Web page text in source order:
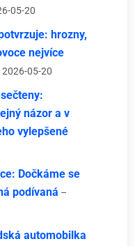
05-20
hrozny,
nejvíce
2026-05-20
názor a v
vylepšené
Dočkáme se
podívaná –
automobilka